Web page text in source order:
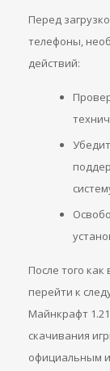
Перед
телефоны,
действий:
После того
перейти к
Майнкрафт
скачивания
официальным